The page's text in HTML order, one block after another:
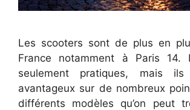
Les scooters sont de plus en
France notamment à Paris 14.
seulement pratiques, mais
avantageux sur de nombreux
différents modèles qu’on peut